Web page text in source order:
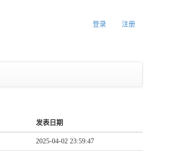
登录 注册
发表日期
2025-04-02 23:59:47